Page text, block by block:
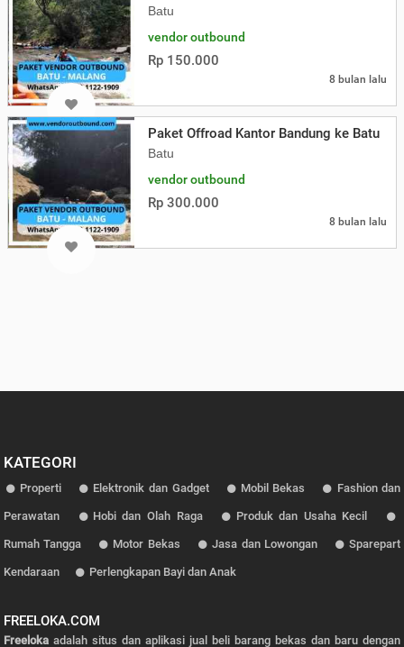
Batu
vendor outbound
Rp 150.000
8 bulan lalu
Paket Offroad Kantor Bandung ke Batu
Batu
vendor outbound
Rp 300.000
8 bulan lalu
KATEGORI
Properti Elektronik dan Gadget Mobil Bekas Fashion dan
Perawatan Hobi dan Olah Raga Produk dan Usaha Kecil
Rumah Tangga Motor Bekas Jasa dan Lowongan Sparepart
Kendaraan Perlengkapan Bayi dan Anak
FREELOKA.COM
Freelokaadalah situs dan aplikasi jual beli barang bekas dan baru dengan